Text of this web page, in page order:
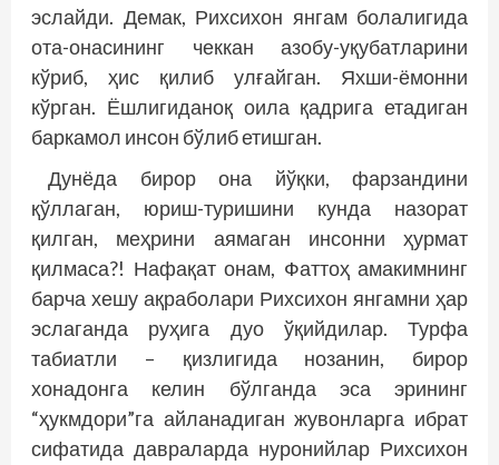
эслайди. Демак, Рихсихон янгам болалигида
ота-онасининг чеккан азобу-уқубатларини
кўриб, ҳис қилиб улғайган. Яхши-ёмонни
кўрган. Ёшлигиданоқ оила қадрига етадиган
баркамол инсон бўлиб етишган.
Дунёда бирор она йўқки, фарзандини
қўллаган, юриш-туришини кунда назорат
қилган, меҳрини аямаган инсонни ҳурмат
қилмаса?! Нафақат онам, Фаттоҳ амакимнинг
барча хешу ақраболари Рихсихон янгамни ҳар
эслаганда руҳига дуо ўқийдилар. Турфа
табиатли – қизлигида нозанин, бирор
хонадонга келин бўлганда эса эрининг
“ҳукмдори”га айланадиган жувонларга ибрат
сифатида давраларда нуронийлар Рихсихон